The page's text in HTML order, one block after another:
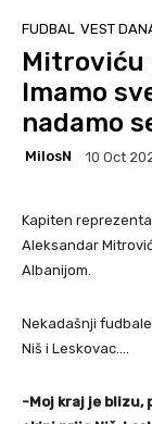
FUDBAL VEST
Mitroviću
Imamo
nadamo
MilosN 10 Oct
Kapiten
Aleksandar
Albanijom.
Nekadašnji
Niš i Leskovac….
-Moj kraj je blizu,